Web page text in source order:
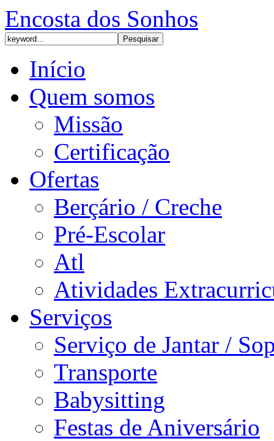
Encosta dos Sonhos
Início
Quem somos
Missão
Certificação
Ofertas
Berçário / Creche
Pré-Escolar
Atl
Atividades
Serviços
Serviço de Jantar /
Transporte
Babysitting
Festas de Aniversário